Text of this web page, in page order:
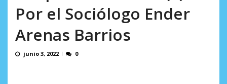
AGOSTO 7, 2026
Por el Sociólogo Ender
Arenas Barrios
junio 3, 2022 0